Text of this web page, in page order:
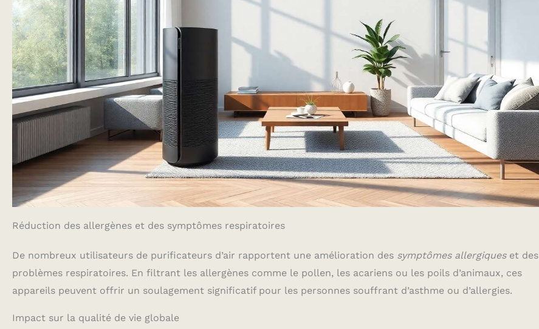
Réduction des allergènes et des symptômes respiratoires
De nombreux utilisateurs de purificateurs d’air rapportent une amélioration des symptômes allergiqueset des
problèmes respiratoires. En filtrant les allergènes comme le pollen, les acariens ou les poils d’animaux, ces
appareils peuvent offrir un soulagement significatif pour les personnes souffrant d’asthme ou d’allergies.
Impact sur la qualité de vie globale